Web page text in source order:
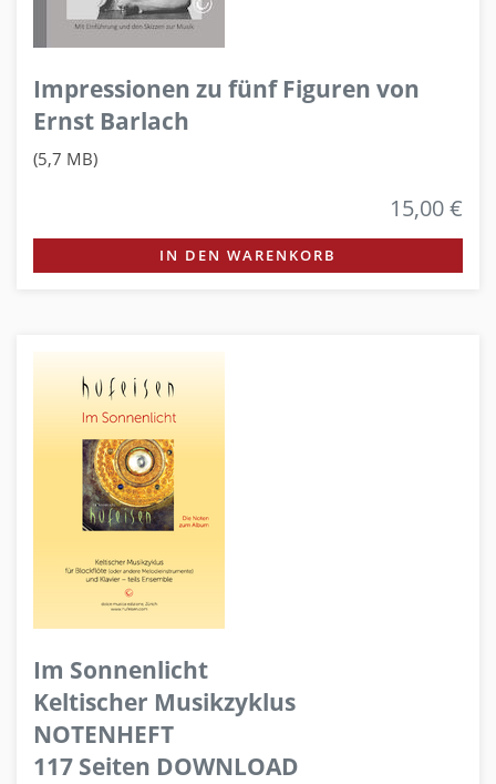
Impressionen zu fünf Figuren von
Ernst Barlach
(5,7 MB)
15,00 €
IN DEN WARENKORB
Im Sonnenlicht
Keltischer Musikzyklus
NOTENHEFT
117 Seiten DOWNLOAD